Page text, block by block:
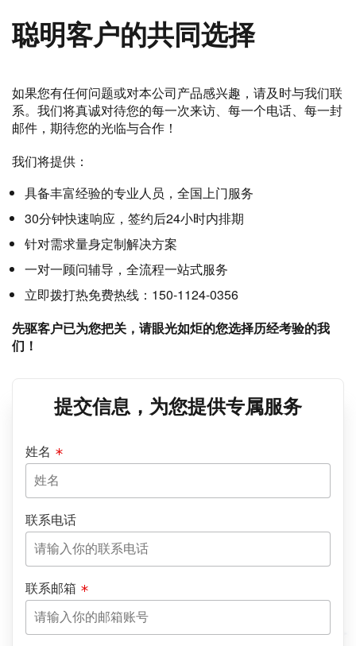
聪明客户的共同选择
如果您有任何问题或对本公司产品感兴趣，请及时与我们联
系。我们将真诚对待您的每一次来访、每一个电话、每一封
邮件，期待您的光临与合作！
我们将提供：
具备丰富经验的专业人员，全国上门服务
30分钟快速响应，签约后24小时内排期
针对需求量身定制解决方案
一对一顾问辅导，全流程一站式服务
立即拨打热免费热线：150-1124-0356
先驱客户已为您把关，请眼光如炬的您选择历经考验的我
们！
提交信息，为您提供专属服务
姓名
联系电话
联系邮箱